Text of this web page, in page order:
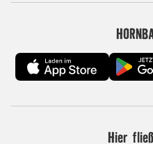
Hier